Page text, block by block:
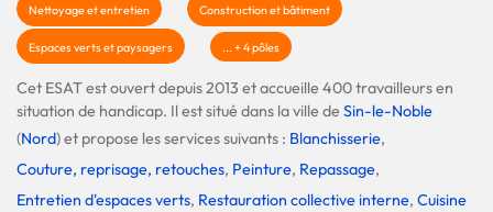
Nettoyage et entretien Construction et bâtiment
Espaces verts et paysagers ... + 4 pôles
Cet ESAT est ouvert depuis 2013 et accueille 400 travailleurs en
situation de handicap. Il est situé dans la ville deSin-le-Noble
(Nord) et propose les services suivants : Blanchisserie,
Couture, reprisage, retouches, Peinture, Repassage,
Entretien d'espaces verts, Restauration collective interne, Cuisine